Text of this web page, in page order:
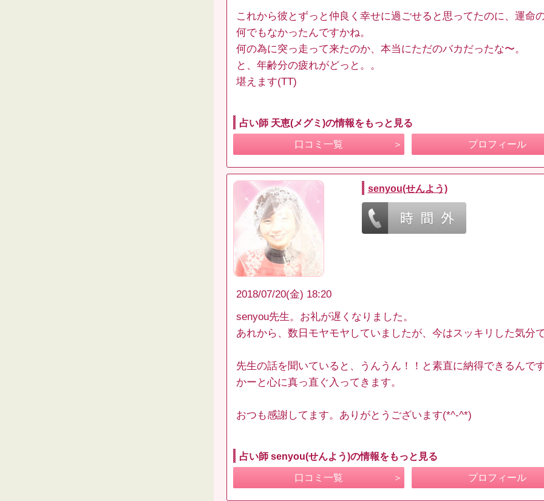
これから彼とずっと仲良く幸せに過ごせると思ってたのに、運命
何でもなかったんですかね。
何の為に突っ走って来たのか、本当にただのバカだったな〜。
と、年齢分の疲れがどっと。。
堪えます(TT)
占い師 天恵(メグミ)の情報をもっと見る
口コミ一覧 プロフィール
senyou(せんよう)
2018/07/20(金) 18:20
senyou先生。お礼が遅くなりました。
あれから、数日モヤモヤしていましたが、今はスッキリした気分
先生の話を聞いていると、うんうん！！と素直に納得できるんで
かーと心に真っ直ぐ入ってきます。
おつも感謝してます。ありがとうございます(*^-^*)
占い師 senyou(せんよう)の情報をもっと見る
口コミ一覧 プロフィール